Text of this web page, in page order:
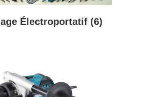
Électroportatif (6)